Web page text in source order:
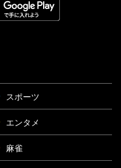
スポーツ
エンタメ
麻雀